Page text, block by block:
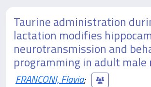
Taurine administration
lactation modifies
neurotransmission and
programming in adult male
FRANCONI, Flavia;